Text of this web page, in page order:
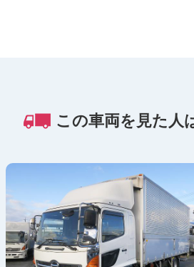
この車両を見た人